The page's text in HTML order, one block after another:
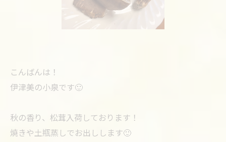
こんばんは！
伊津美の小泉です🙂
秋の香り、松茸入荷しております！
焼きや土瓶蒸しでお出しします🙂